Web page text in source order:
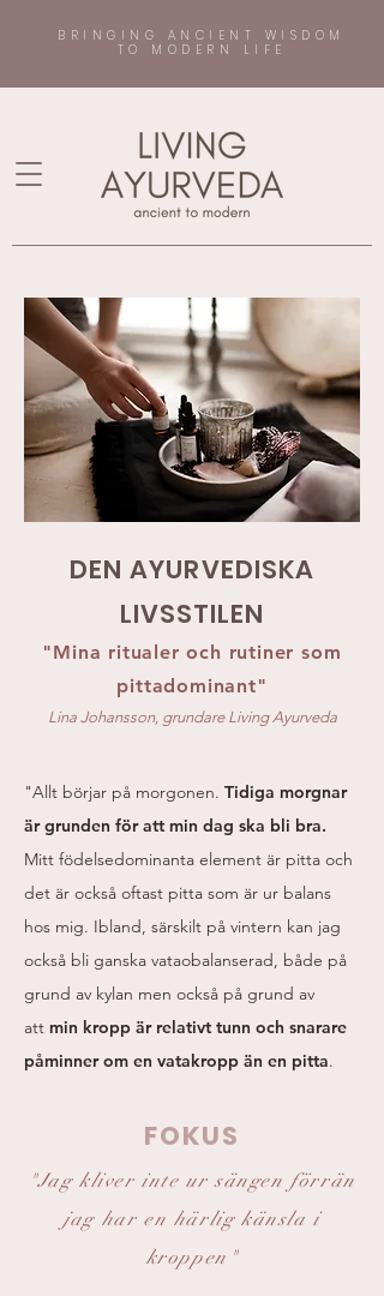
BRINGING ANCIENT WISDOM
TO MODERN LIFE
DEN AYURVEDISKA
LIVSSTILEN​
"Mina ritualer och rutiner som
pittadominant"
Lina Johansson, grundare Living Ayurveda
"Allt börjar på morgonen. Tidiga morgnar
är grunden för att min dag ska bli bra.
Mitt födelsedominanta element är pitta och
det är också oftast pitta som är ur balans
hos mig. Ibland, särskilt på vintern kan jag
också bli ganska vataobalanserad, både på
grund av kylan men också på grund av
att min kropp är relativt tunn och snarare
påminner om en vatakropp än en pitta.
FOKUS
"Jag kliver inte ur sängen förrän
jag har en härlig känsla i
kroppen"